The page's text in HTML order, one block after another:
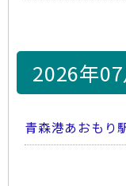
2026年
青森港あおもり